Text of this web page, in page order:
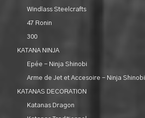
Windlass Steelcrafts
47 Ronin
300
KATANA NINJA
Epée - Ninja Shinobi
Arme de Jet et Accesoire - Ninja Shinobi
KATANAS DECORATION
Katanas Dragon